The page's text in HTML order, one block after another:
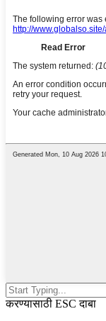
करण्यासाठी ESC दाबा